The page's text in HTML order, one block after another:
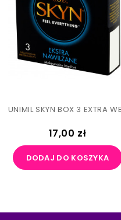
UNIMIL SKYN BOX 3 EXTRA
Cena
17,00 zł
DODAJ DO KOSZYKA